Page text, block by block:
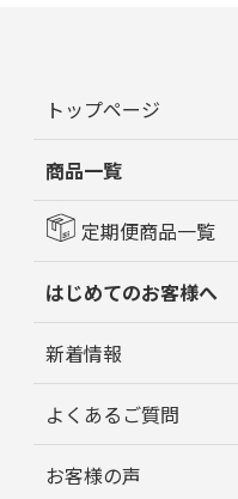
トップページ
商品一覧
定期便商品一覧
はじめてのお客様へ
新着情報
よくあるご質問
お客様の声